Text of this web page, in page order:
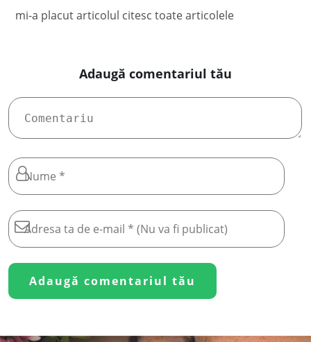
mi-a placut articolul citesc toate articolele
Adaugă comentariul tău